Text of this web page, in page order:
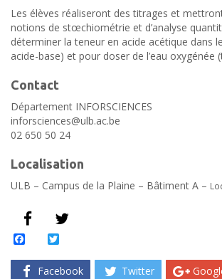
Les élèves réaliseront des titrages et
notions de stœchiométrie et d’analyse
déterminer la teneur en acide acétique dans
acide-base) et pour doser de l’eau oxygénée
Contact
Département INFORSCIENCES
inforsciences@ulb.ac.be
02 650 50 24
Localisation
ULB – Campus de la Plaine – Bâtiment A –
Facebook
Facebook Twitter